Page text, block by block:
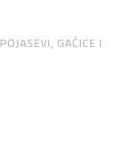
POJASEVI, GAĆICE I